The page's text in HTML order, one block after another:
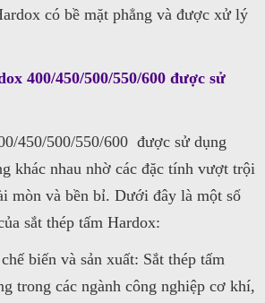
có bề mặt phẳng và được xử lý
400/450/500/550/600 được sử
450/500/550/600 được sử dụng
khác nhau nhờ các đặc tính vượt trội
mòn và bền bỉ. Dưới đây là một số
sắt thép tấm Hardox:
biến và sản xuất: Sắt thép tấm
trong các ngành công nghiệp cơ khí,